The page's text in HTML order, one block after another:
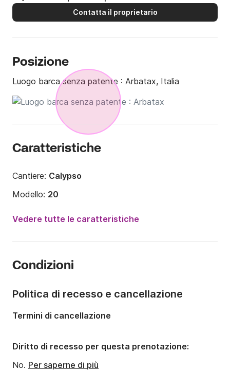
Contatta il proprietario
Posizione
Luogo barca senza patente : Arbatax, Italia
Caratteristiche
Cantiere: Calypso
Modello: 20
40CV
Portata massima persone:
Vedere tutte le caratteristiche
Condizioni
Politica di recesso e cancellazione
Termini di cancellazione
Diritto di recesso per questa prenotazione:
No. Per saperne di più